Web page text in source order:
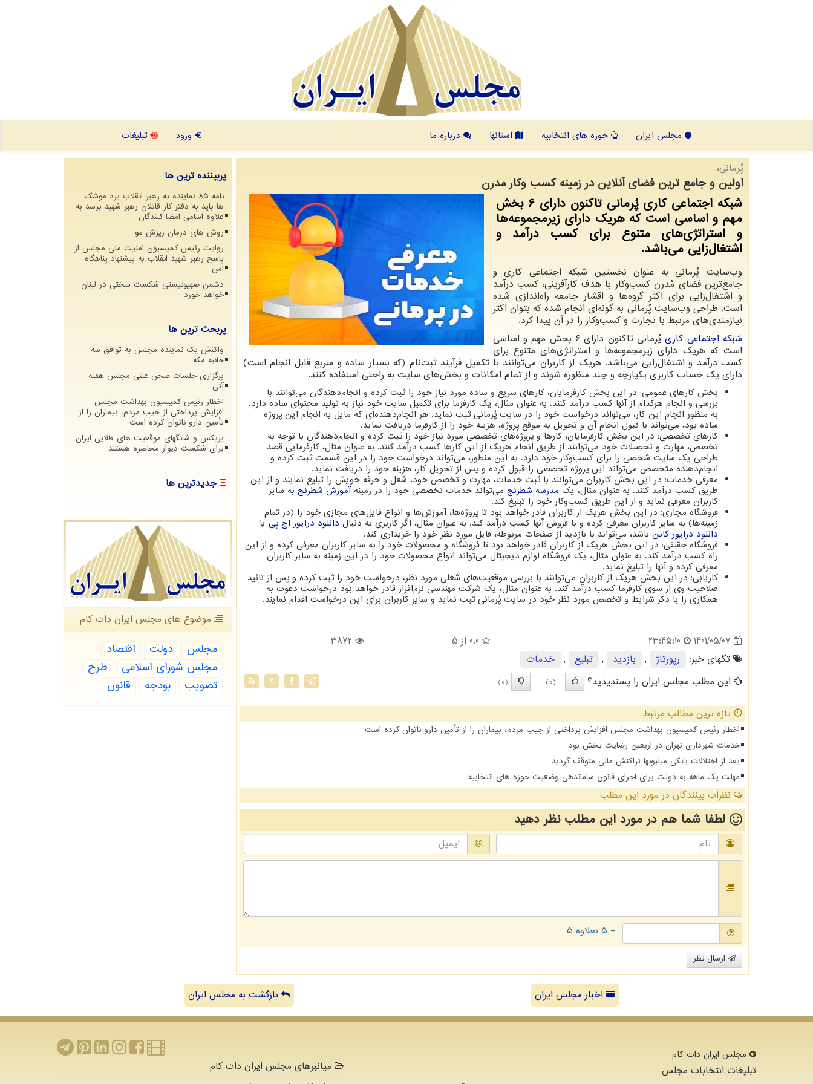
مجلس ایران حوزه های انتخابیه استانها درباره ما ورود تبلیغات
پُرمانی،
اولین و جامع ترین فضای آنلاین در زمینه کسب وکار مدرن
شبکه اجتماعی کاری پُرمانی تاکنون دارای ۶ بخش
مهم و اساسی است که هریک دارای زیرمجموعه‌ها
و استراتژی‌های متنوع برای کسب درآمد و
اشتغال‌زایی می‌باشد.
وب‌سایت پُرمانی به عنوان نخستین شبکه اجتماعی کاری و
جامع‌ترین فضای مُدرن کسب‌وکار با هدف کارآفرینی، کسب درآمد
و اشتغال‌زایی برای اکثر گروه‌ها و اقشار جامعه راه‌اندازی شده
است. طراحی وب‌سایت پُرمانی به گونه‌ای انجام شده که بتوان اکثر
نیازمندی‌های مرتبط با تجارت و کسب‌وکار را در آن پیدا کرد.
شبکه اجتماعی کاری
پُرمانی تاکنون دارای ۶ بخش مهم و اساسی
است که هریک دارای زیرمجموعه‌ها و استراتژی‌های متنوع برای
کسب درآمد و اشتغال‌زایی می‌باشد. هریک از کاربران می‌توانند با تکمیل فرآیند ثبت‌نام (که بسیار ساده و سریع قابل انجام است)
دارای یک حساب کاربری یکپارچه و چند منظوره شوند و از تمام امکانات و بخش‌های سایت به راحتی استفاده کنند.
بخش کارهای عمومی: در این بخش کارفرمایان، کارهای سریع و ساده مورد نیاز خود را ثبت کرده و انجام‌دهندگان می‌توانند با
بررسی و انجام هرکدام از آنها کسب درآمد کنند. به عنوان مثال، یک کارفرما برای تکمیل سایت خود نیاز به تولید محتوای ساده دارد.
به منظور انجام این کار، می‌تواند درخواست خود را در سایت پُرمانی ثبت نماید. هر انجام‌دهنده‌ای که مایل به انجام این پروژه
ساده بود، می‌تواند با قبول انجام آن و تحویل به موقع پروژه، هزینه خود را از کارفرما دریافت نماید.
کارهای تخصصی: در این بخش کارفرمایان، کارها و پروژه‌های تخصصی مورد نیاز خود را ثبت کرده و انجام‌دهندگان با توجه به
تخصص، مهارت و تحصیلات خود می‌توانند از طریق انجام هریک از این کارها کسب درآمد کنند. به عنوان مثال، کارفرمایی قصد
طراحی یک سایت شخصی را برای کسب‌وکار خود دارد. به این منظور، می‌تواند درخواست خود را در این قسمت ثبت کرده و
انجام‌دهنده متخصص می‌تواند این پروژه تخصصی را قبول کرده و پس از تحویل کار، هزینه خود را دریافت نماید.
معرفی خدمات: در این بخش کاربران می‌توانند با ثبت خدمات، مهارت و تخصص خود، شغل و حرفه خویش را تبلیغ نمایند و از این
طریق کسب درآمد کنند. به عنوان مثال، یک مدرسه شطرنج می‌تواند خدمات تخصصی خود را در زمینهآموزش شطرنج به سایر
کاربران معرفی نماید و از این طریق کسب‌وکار خود را تبلیغ کند.
فروشگاه مجازی: در این بخش هریک از کاربران قادر خواهد بود تا پروژ‌ه‌ها، آموزش‌ها و انواع فایل‌های مجازی خود را (در تمام
زمینه‌ها) به سایر کاربران معرفی کرده و با فروش آنها کسب درآمد کند. به عنوان مثال، اگر کاربری به دنبال دانلود درایور اچ پی یا
دانلود درایور کانن باشد، می‌تواند با بازدید از صفحات مربوطه، فایل مورد نظر خود را خریداری کند.
فروشگاه حقیقی: در این بخش هریک از کاربران قادر خواهد بود تا فروشگاه و محصولات خود را به سایر کاربران معرفی کرده و از این
راه کسب درآمد کند. به عنوان مثال، یک فروشگاه لوازم دیجیتال می‌تواند انواع محصولات خود را در این زمینه به سایر کاربران
معرفی کرده و آنها را تبلیغ نماید.
کاریابی: در این بخش هریک از کاربران می‌توانند با بررسی موقعیت‌های شغلی مورد نظر، درخواست خود را ثبت کرده و پس از تائید
صلاحیت وی از سوی کارفرما کسب درآمد کند. به عنوان مثال، یک شرکت مهندسی نرم‌افزار قادر خواهد بود درخواست دعوت به
همکاری را با ذکر شرایط و تخصص مورد نظر خود در سایت پُرمانی ثبت نماید و سایر کاربران برای این درخواست اقدام نمایند.
1401/05/07
23:45:10
0.0 از 5
3872
تگهای خبر:
رپورتاژ , بازدید , تبلیغ ,
خدمات
این مطلب مجلس ایران را پسندیدید؟
(0)
(0)
X
تازه ترین مطالب مرتبط
اخطار رئیس کمیسیون بهداشت مجلس افزایش پرداختی از جیب مردم، بیماران را از تأمین دارو ناتوان کرده است
خدمات شهرداری تهران در اربعین رضایت بخش بود
بعد از اختلالات بانکی میلیونها تراکنش مالی متوقف گردید
مهلت یک ماهه به دولت برای اجرای قانون ساماندهی وضعیت حوزه های انتخابیه
نظرات بینندگان در مورد این مطلب
لطفا شما هم در مورد این مطلب نظر دهید
= ۵ بعلاوه ۵
ارسال نظر
پربیننده ترین ها
نامه ۸۵ نماینده به رهبر انقلاب برد موشک
ها باید به دفتر کار قاتلان رهبر شهید برسد به
علاوه اسامی امضا کنندگان
روش های درمان ریزش مو
روایت رئیس کمیسیون امنیت ملی مجلس از
پاسخ رهبر شهید انقلاب به پیشنهاد پناهگاه
امن
دشمن صهیونیستی شکست سختی در لبنان
خواهد خورد
پربحث ترین ها
واکنش یک نماینده مجلس به توافق سه
جانبه مکه
برگزاری جلسات صحن علنی مجلس هفته
آتی
اخطار رئیس کمیسیون بهداشت مجلس
افزایش پرداختی از جیب مردم، بیماران را از
تأمین دارو ناتوان کرده است
بریکس و شانگهای موقعیت های طلایی ایران
برای شکست دیوار محاصره هستند
جدیدترین ها
موضوع های مجلس ایران دات كام
مجلس دولت
اقتصاد
مجلس شورای اسلامی
طرح
تصویب
بودجه قانون
اخبار مجلس ایران بازگشت به مجلس ایران
مجلس ایران دات كام
تبلیغات انتخابات مجلس
میانبرهای مجلس ایران دات کام